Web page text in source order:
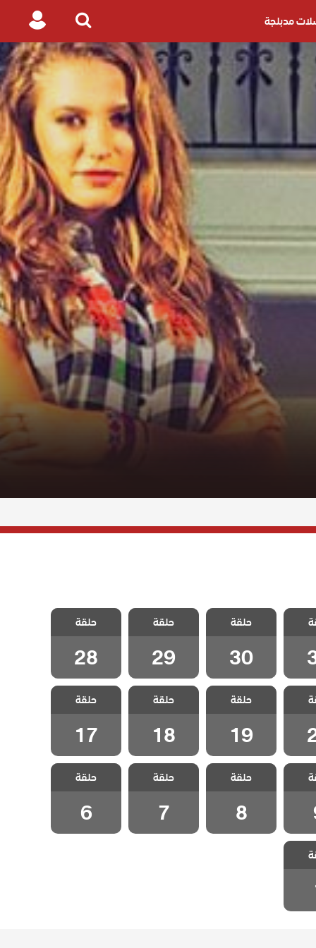
مدبلجة
Search
for
Login
31
مسلسل المد
والجزر الحلقة 30
حلقة
30
مسلسل المد
والجزر الحلقة 29
حلقة
29
مسلسل المد
والجزر الحلقة 28
حلقة
28
20
مسلسل المد
والجزر الحلقة 19
حلقة
19
مسلسل المد
والجزر الحلقة 18
حلقة
18
مسلسل المد
والجزر الحلقة 17
حلقة
17
9
مسلسل المد
والجزر الحلقة 8
حلقة
8
مسلسل المد
والجزر الحلقة 7
حلقة
7
مسلسل المد
والجزر الحلقة 6
حلقة
6
1